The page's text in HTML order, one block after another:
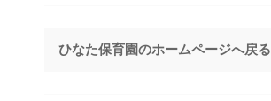
ひなた保育園のホームページへ戻る